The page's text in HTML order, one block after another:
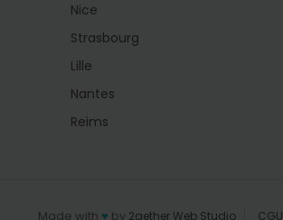
Nice
Strasbourg
Lille
Nantes
Reims
Made with ♥ by 2gether Web Studio CGU